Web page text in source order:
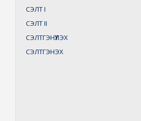
СЭЛТI
СЭЛТII
СЭЛТГЭНҮҮЛЭХ
СЭЛТГЭНЭХ